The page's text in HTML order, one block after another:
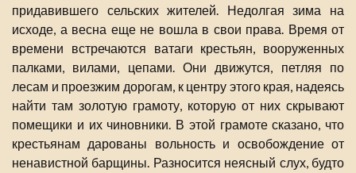
придавившего сельских жителей. Недолгая зима на
исходе, а весна еще не вошла в свои права. Время от
времени встречаются ватаги крестьян, вооруженных
палками, вилами, цепами. Они движутся, петляя по
лесам и проезжим дорогам, к центру этого края, надеясь
найти там золотую грамоту, которую от них скрывают
помещики и их чиновники. В этой грамоте сказано, что
крестьянам дарованы вольность и освобождение от
ненавистной барщины. Разносится неясный слух, будто